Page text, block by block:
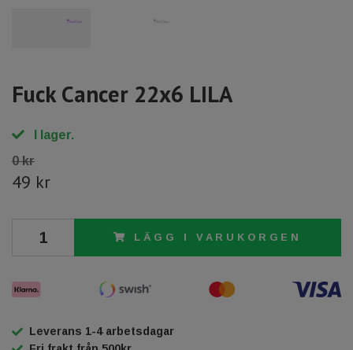
Fuck Cancer 22x6 LILA
I lager.
0 kr
49 kr
LÄGG I VARUKORGEN
Leverans 1-4 arbetsdagar